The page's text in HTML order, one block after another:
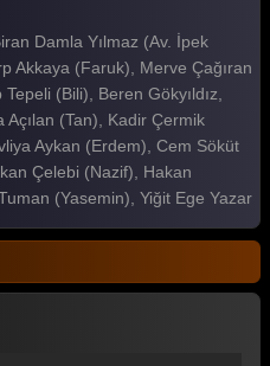
Damla Yılmaz (Av. İpek
Akkaya (Faruk), Merve Çağıran
(Bili), Beren Gökyıldız,
(Tan), Kadir Çermik
Aykan (Erdem), Cem Söküt
Çelebi (Nazif), Hakan
(Yasemin), Yiğit Ege Yazar